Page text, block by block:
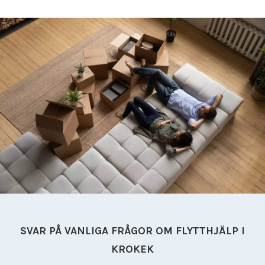
Flyttfirma Nacka
Flyttfirma Nora
Flyttfirma Norberg
Flyttfirma Norge
Flyttfirma Nykvarn
Flyttfirma Nynäshamn
Flyttfirma Nässjö
Flyttfirma Oxelösund
Flyttfirma Sala
Flyttfirma Saltsjöbaden
Flyttfirma Skinnskatteberg
Flyttfirma Skänninge
Flyttfirma Stockholm Tyskland
Flyttfirma Sverige
SVAR PÅ VANLIGA FRÅGOR OM FLYTTHJÄLP I
KROKEK